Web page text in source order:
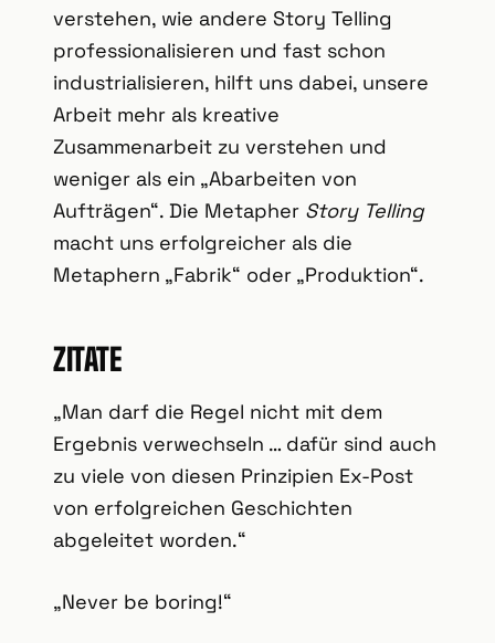
verstehen, wie andere Story Telling
professionalisieren und fast schon
industrialisieren, hilft uns dabei, unsere
Arbeit mehr als kreative
Zusammenarbeit zu verstehen und
weniger als ein „Abarbeiten von
Aufträgen“. Die Metapher Story Telling
macht uns erfolgreicher als die
Metaphern „Fabrik“ oder „Produktion“.
ZITATE
„Man darf die Regel nicht mit dem
Ergebnis verwechseln … dafür sind auch
zu viele von diesen Prinzipien Ex-Post
von erfolgreichen Geschichten
abgeleitet worden.“
„Never be boring!“